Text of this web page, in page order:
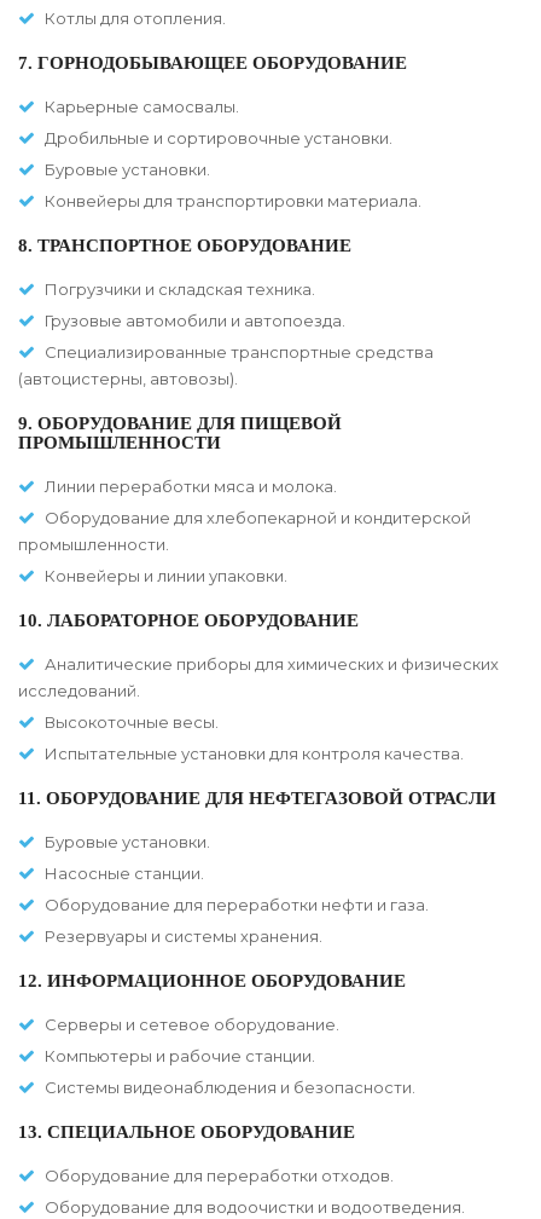
Котлы для отопления.
7. ГОРНОДОБЫВАЮЩЕЕ ОБОРУДОВАНИЕ
Карьерные самосвалы.
Дробильные и сортировочные установки.
Буровые установки.
Конвейеры для транспортировки материала.
8. ТРАНСПОРТНОЕ ОБОРУДОВАНИЕ
Погрузчики и складская техника.
Грузовые автомобили и автопоезда.
Специализированные транспортные средства
(автоцистерны, автовозы).
9. ОБОРУДОВАНИЕ ДЛЯ ПИЩЕВОЙ
ПРОМЫШЛЕННОСТИ
Линии переработки мяса и молока.
Оборудование для хлебопекарной и кондитерской
промышленности.
Конвейеры и линии упаковки.
10. ЛАБОРАТОРНОЕ ОБОРУДОВАНИЕ
Аналитические приборы для химических и физических
исследований.
Высокоточные весы.
Испытательные установки для контроля качества.
11. ОБОРУДОВАНИЕ ДЛЯ НЕФТЕГАЗОВОЙ ОТРАСЛИ
Буровые установки.
Насосные станции.
Оборудование для переработки нефти и газа.
Резервуары и системы хранения.
12. ИНФОРМАЦИОННОЕ ОБОРУДОВАНИЕ
Серверы и сетевое оборудование.
Компьютеры и рабочие станции.
Системы видеонаблюдения и безопасности.
13. СПЕЦИАЛЬНОЕ ОБОРУДОВАНИЕ
Оборудование для переработки отходов.
Оборудование для водоочистки и водоотведения.